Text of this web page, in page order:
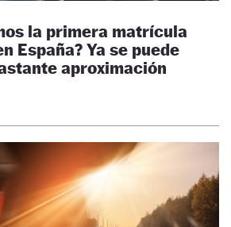
la primera matrícula
España? Ya se puede
aproximación